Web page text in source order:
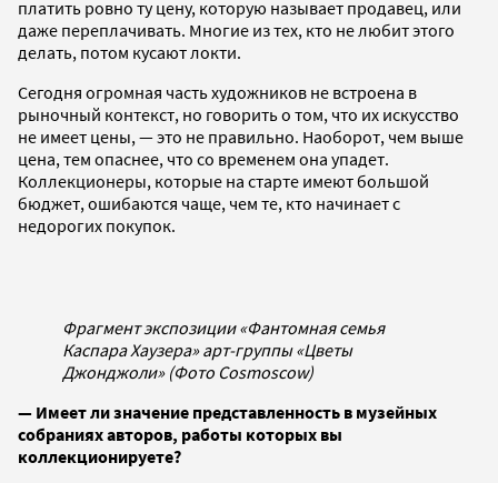
платить ровно ту цену, которую называет продавец, или
даже переплачивать. Многие из тех, кто не любит этого
делать, потом кусают локти.
Сегодня огромная часть художников не встроена в
рыночный контекст, но говорить о том, что их искусство
не имеет цены, — это не правильно. Наоборот, чем выше
цена, тем опаснее, что со временем она упадет.
Коллекционеры, которые на старте имеют большой
бюджет, ошибаются чаще, чем те, кто начинает с
недорогих покупок.
Фрагмент экспозиции «Фантомная семья
Каспара Хаузера» арт-группы «Цветы
Джонджоли» (Фото Cosmoscow)
— Имеет ли значение представленность в музейных
собраниях авторов, работы которых вы
коллекционируете?